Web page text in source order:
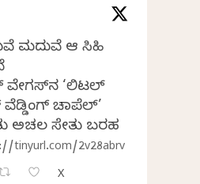
ಮದುವೆ ಆ ಸಿಹಿ
ವೇಗಸ್‌ನ ‘ಲಿಟಲ್
ಚಾಪೆಲ್’
ಅಚಲ ಸೇತು ಬರಹ
tinyurl.com/2v28abrv
X